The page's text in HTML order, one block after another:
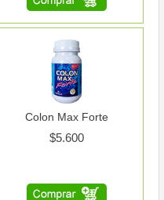
Colon Max Forte
$5.600